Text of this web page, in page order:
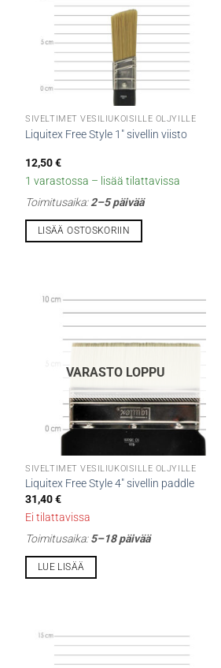
SIVELTIMET VESILIUKOISILLE ÖLJYILLE
Liquitex Free Style 1″ sivellin viisto
12,50€
1 varastossa – lisää tilattavissa
Toimitusaika:2–5 päivää
LISÄÄ OSTOSKORIIN
VARASTO LOPPU
SIVELTIMET VESILIUKOISILLE ÖLJYILLE
Liquitex Free Style 4″ sivellin paddle
31,40€
Ei tilattavissa
Toimitusaika:5–18 päivää
LUE LISÄÄ